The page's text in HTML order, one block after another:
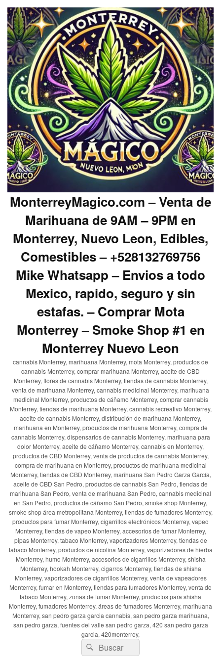
MonterreyMagico.com – Venta de
Marihuana de 9AM – 9PM en
Monterrey, Nuevo Leon, Edibles,
Comestibles – +528132769756
Mike Whatsapp – Envios a todo
Mexico, rapido, seguro y sin
estafas. – Comprar Mota
Monterrey – Smoke Shop #1 en
Monterrey Nuevo Leon
cannabis Monterrey, marihuana Monterrey, mota Monterrey, productos de
cannabis Monterrey, comprar marihuana Monterrey, aceite de CBD
Monterrey, flores de cannabis Monterrey, tiendas de cannabis Monterrey,
venta de marihuana Monterrey, cannabis medicinal Monterrey, marihuana
medicinal Monterrey, productos de cáñamo Monterrey, comprar cannabis
Monterrey, tiendas de marihuana Monterrey, cannabis recreativo Monterrey,
aceite de cannabis Monterrey, distribución de marihuana Monterrey,
marihuana en Monterrey, productos de marihuana Monterrey, compra de
cannabis Monterrey, dispensarios de cannabis Monterrey, marihuana para
dolor Monterrey, aceite de cáñamo Monterrey, cannabis en Monterrey,
productos de CBD Monterrey, venta de productos de cannabis Monterrey,
compra de marihuana en Monterrey, productos de marihuana medicinal
Monterrey, tiendas de CBD Monterrey, marihuana San Pedro Garza García,
aceite de CBD San Pedro, productos de cannabis San Pedro, tiendas de
marihuana San Pedro, venta de marihuana San Pedro, cannabis medicinal
en San Pedro, productos de cáñamo San Pedro, smoke shop Monterrey,
smoke shop área metropolitana Monterrey, tiendas de fumadores Monterrey,
productos para fumar Monterrey, cigarrillos electrónicos Monterrey, vapeo
Monterrey, tiendas de vapeo Monterrey, accesorios de fumar Monterrey,
pipas Monterrey, tabaco Monterrey, vaporizadores Monterrey, tiendas de
tabaco Monterrey, productos de nicotina Monterrey, vaporizadores de hierba
Monterrey, humo Monterrey, accesorios de cigarrillos Monterrey, shisha
Monterrey, hookah Monterrey, cigarros Monterrey, tiendas de shisha
Monterrey, vaporizadores de cigarrillos Monterrey, venta de vapeadores
Monterrey, fumar en Monterrey, tiendas para fumadores Monterrey, venta de
tabaco Monterrey, zonas de fumar Monterrey, productos para shisha
Monterrey, fumadores Monterrey, áreas de fumadores Monterrey, marihuana
Monterrey, san pedro garza garcia cannabis, san pedro garza marihuana,
san pedro garza, fuentes del valle san pedro garza, 420 san pedro garza
garcia, 420monterrey,
Buscar
por:
Buscar